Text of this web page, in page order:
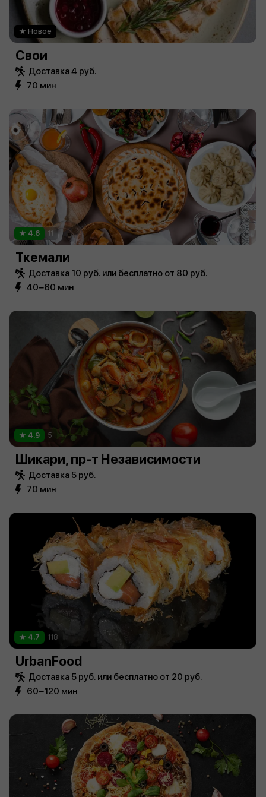
Новое
Свои
Доставка 4 руб.
70 мин
4.6 11
Ткемали
Доставка 10 руб. или бесплатно от 80 руб.
40−60 мин
4.9 5
Шикари, пр-т Независимости
Доставка 5 руб.
70 мин
4.7 118
UrbanFood
Доставка 5 руб. или бесплатно от 20 руб.
60−120 мин